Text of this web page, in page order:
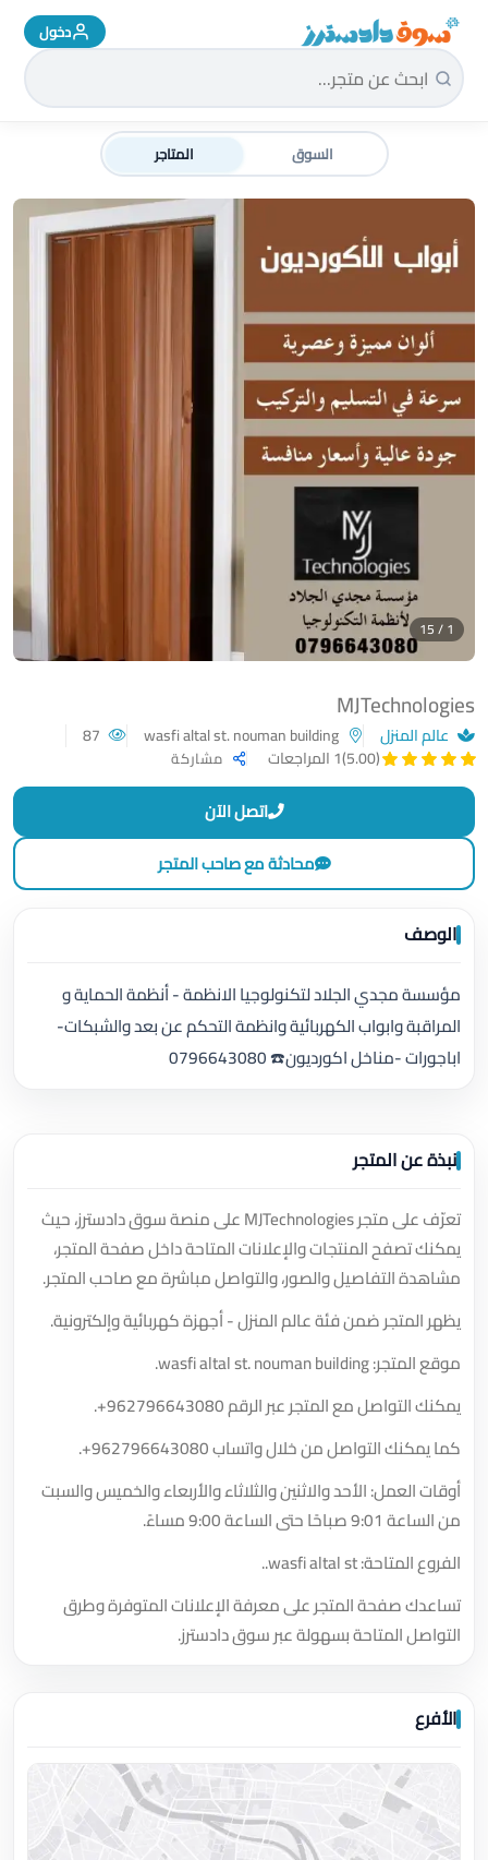
سوق دادسترز الرئيسية دخول
السوق المتاجر
MJTechnologies
عالم المنزل
(5.00)
1 المراجعات مشاركة
1 / 15
اتصل الآن
محادثة مع صاحب المتجر
الوصف
مؤسسة مجدي الجلاد لتكنولوجيا الانظمة - أنظمة الحماية و
المراقبة وابواب الكهربائية وانظمة التحكم عن بعد والشبكات-
اباجورات -مناخل اكورديون☎️ 0796643080
نبذة عن المتجر
تعرّف على متجر MJTechnologies على منصة سوق دادسترز، حيث
يمكنك تصفح المنتجات والإعلانات المتاحة داخل صفحة المتجر،
مشاهدة التفاصيل والصور، والتواصل مباشرة مع صاحب المتجر.
يظهر المتجر ضمن فئة عالم المنزل - أجهزة كهربائية وإلكترونية.
موقع المتجر: wasfi altal st. nouman building.
يمكنك التواصل مع المتجر عبر الرقم+962796643080
.
كما يمكنك التواصل من خلال واتساب+962796643080
.
أوقات العمل: الأحد والاثنين والثلاثاء والأربعاء والخميس والسبت
من الساعة 9:01 صباحًا حتى الساعة 9:00 مساءً.
الفروع المتاحة: wasfi altal st..
تساعدك صفحة المتجر على معرفة الإعلانات المتوفرة وطرق
التواصل المتاحة بسهولة عبر سوق دادسترز.
الأفرع